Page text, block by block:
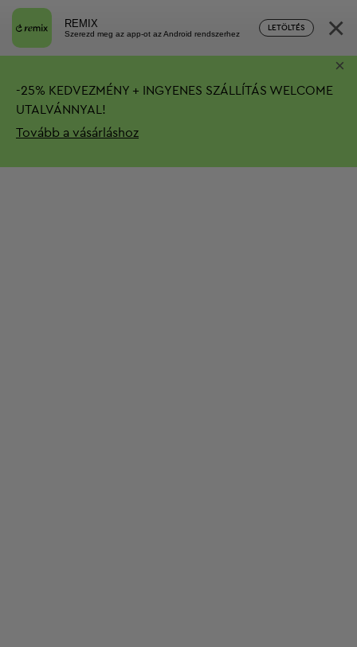
REMIX
Szerezd meg az app-ot az Android rendszerhez
LETÖLTÉS ×
-25% KEDVEZMÉNY + INGYENES SZÁLLÍTÁS WELCOME
UTALVÁNNYAL!
Tovább a vásárláshoz
×